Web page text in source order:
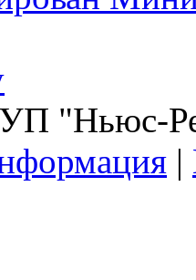
"Ньюс-
|